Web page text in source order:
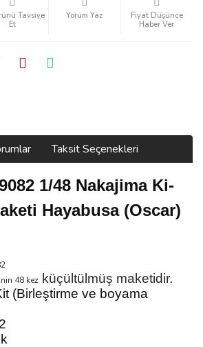
Tavsiye
Et
Yorum Yaz
Fiyat Düşünce
Haber Ver
Taksit Seçenekleri
1/48 Nakajima Ki-
Hayabusa (Oscar)
48 kez küçültülmüş maketidir.
(Birleştirme ve boyama